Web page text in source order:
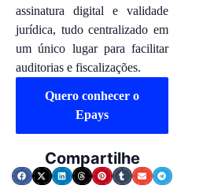
assinatura digital e validade
jurídica, tudo centralizado em
um único lugar para facilitar
auditorias e fiscalizações.
Quero conhecer o
Epays
Compartilhe